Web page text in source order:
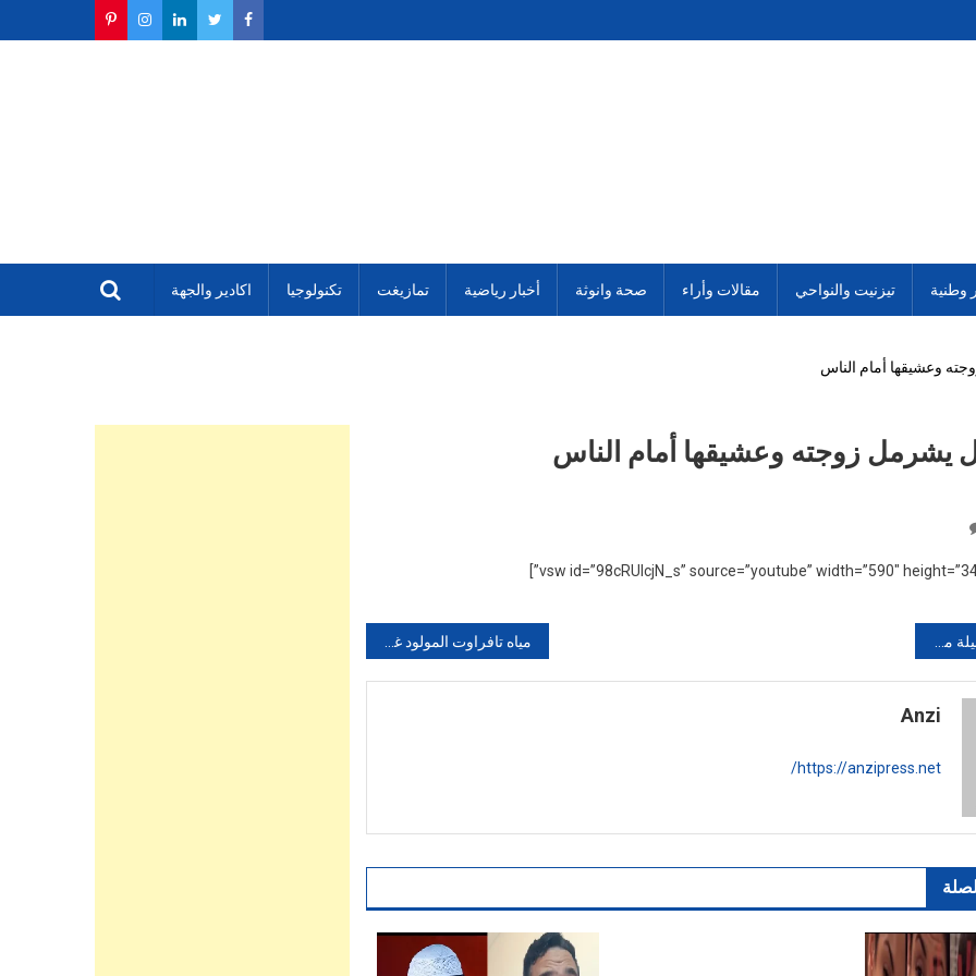
وطنية تيزنيت والنواحي مقالات وأراء صحة وانوثة أخبار رياضية تمازيغت تكنولوجيا اكادير والجهة
وعشيقها أمام الناس
يشرمل زوجته وعشيقها أمام الناس
رجل
زوجته
وعشيقها
أمام
الناس
الشراط
Anzi
https://anzipress.net/